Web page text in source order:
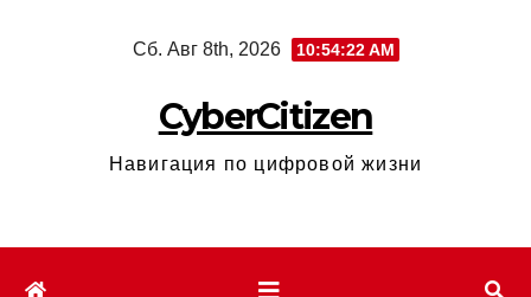
Сб. Авг 8th, 2026 10:54:23 AM
CyberCitizen
Навигация по цифровой жизни